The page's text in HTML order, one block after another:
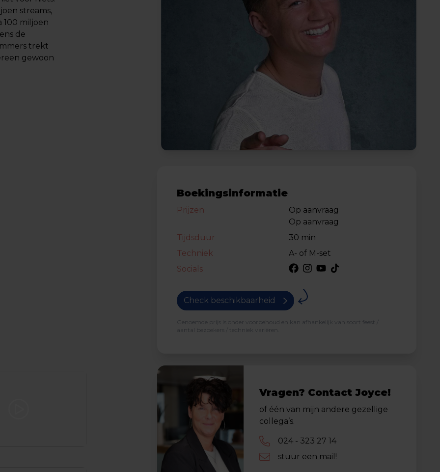
streams,
100 miljoen
de
trekt
gewoon
Boekingsinformatie
Prijzen
Op aanvraag
Op aanvraag
Tijdsduur
30 min
Techniek
A- of M-set
Socials
Check beschikbaarheid
Genoemde prijs is onder voorbehoud en kan afhankelijk van soort feest /
aantal bezoekers / techniek variëren.
Vragen? Contact Joyce!
of één van mijn andere gezellige
collega’s.
024 - 323 27 14
stuur een mail!